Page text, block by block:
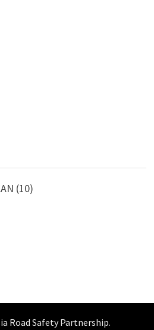
(10)
Road Safety Partnership.